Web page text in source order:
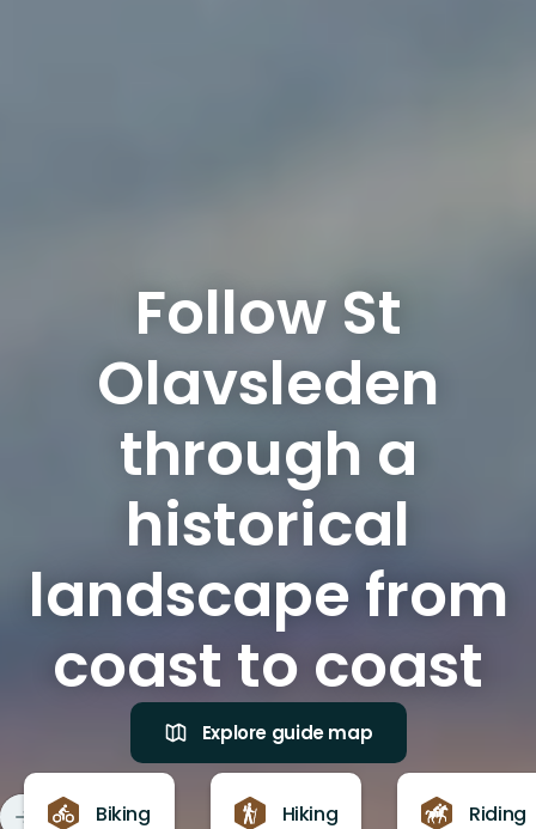
Follow St
Olavsleden
through a
historical
landscape from
coast to coast
Explore guide map
Biking Hiking Riding